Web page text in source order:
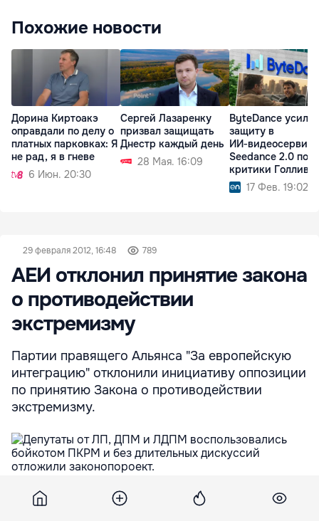
Похожие новости
Дорина Киртоакэ
оправдали по делу о
платных парковках: Я
не рад, я в гневе
6 Июн. 20:30
Сергей Лазаренку
призвал защищать
Днестр каждый день
28 Мая. 16:09
ByteDance усилит
защиту в
ИИ‑видеосервисе
Seedance 2.0
критики
17 Фев. 19:02
29 февраля 2012, 16:48 789
АЕИ отклонил принятие закона
о противодействии
экстремизму
Партии правящего Альянса "За европейскую
интеграцию" отклонили инициативу оппозиции
по принятию Закона о противодействии
экстремизму.
ПКРМ и без длительных дискуссий отложили законопороект.